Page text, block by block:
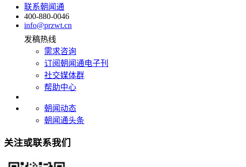
联系朝闻通
400-880-0046
info@przwt.cn
发稿热线
需求咨询
订阅朝闻通电子刊
社交媒体群
帮助中心
朝闻动态
朝闻通头条
关注或联系我们